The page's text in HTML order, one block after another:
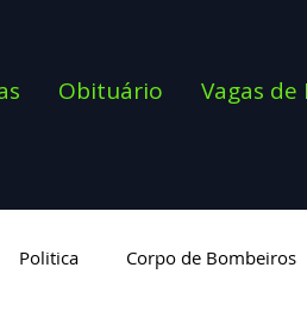
Obituário Vagas
Politica Corpo de Bombeiros